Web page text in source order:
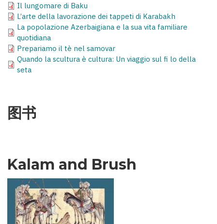
Il lungomare di Baku
L’arte della lavorazione dei tappeti di Karabakh
La popolazione Azerbaigiana e la sua vita familiare
quotidiana
Prepariamo il tè nel samovar
Quando la scultura è cultura: Un viaggio sul fi lo della
seta
图书
Kalam and Brush